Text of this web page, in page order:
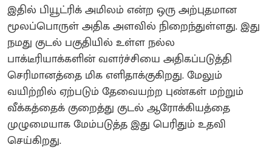
இதில் பியூட்ரிக் அமிலம் என்ற ஒரு அற்புதமான
மூலப்பொருள் அதிக அளவில் நிறைந்துள்ளது. இது
நமது குடல் பகுதியில் உள்ள நல்ல
பாக்டீரியாக்களின் வளர்ச்சியை அதிகப்படுத்தி
செரிமானத்தை மிக எளிதாக்குகிறது. மேலும்
வயிற்றில் ஏற்படும் தேவையற்ற புண்கள் மற்றும்
வீக்கத்தைக் குறைத்து குடல் ஆரோக்கியத்தை
முழுமையாக மேம்படுத்த இது பெரிதும் உதவி
செய்கிறது.